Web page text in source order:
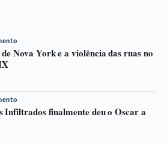
de Nova York e a violência das ruas no
Infiltrados finalmente deu o Oscar a